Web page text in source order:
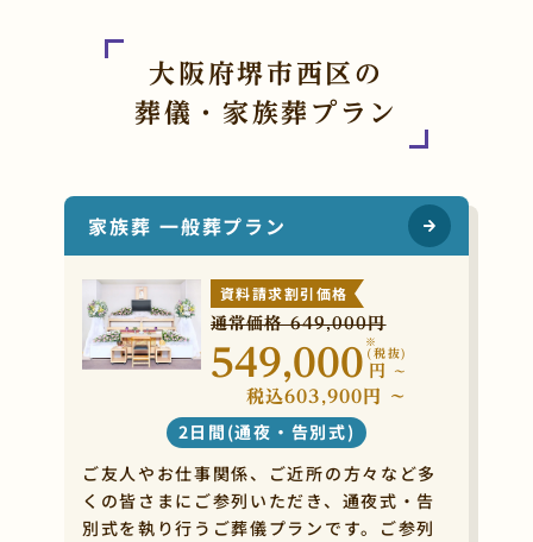
大阪府堺市西区の
葬儀・家族葬プラン
家族葬 一般葬プラン
資料請求割引価格
通常価格 649,000円
549,000
※
円
(税抜)
~
税込603,900円 ~
2日間(通夜・告別式)
ご友人やお仕事関係、ご近所の方々など多
くの皆さまにご参列いただき、通夜式・告
別式を執り行うご葬儀プランです。ご参列